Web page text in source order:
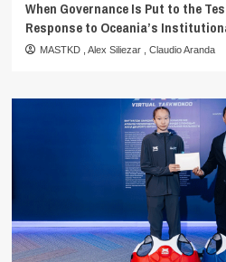
When Governance Is Put to the
Response to Oceania’s
MASTKD , Alex Siliezar , Claudio Aranda